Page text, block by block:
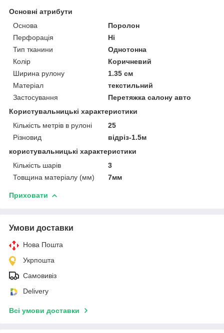
Основні атрибути
Основа
Поролон
Перфорація
Ні
Тип тканини
Однотонна
Колір
Коричневий
Ширина рулону
1.35 см
Матеріал
текстильний
Застосування
Перетяжка салону авто
Користувальницькі характеристики
Кількість метрів в рулоні
25
Різновид
відріз-1.5м
користувальницькі характеристики
Кількість шарів
3
Товщина матеріалу (мм)
7мм
Приховати
Умови доставки
Нова Пошта
Укрпошта
Самовивіз
Delivery
Всі умови доставки